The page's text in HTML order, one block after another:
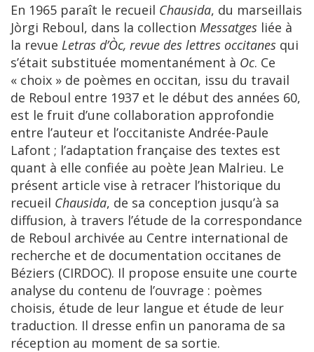
En 1965 paraît le recueil Chausida, du marseillais
Jòrgi Reboul, dans la collection Messatges liée à
la revue Letras d’Òc, revue des lettres occitanes qui
s’était substituée momentanément à Oc. Ce
« choix » de poèmes en occitan, issu du travail
de Reboul entre 1937 et le début des années 60,
est le fruit d’une collaboration approfondie
entre l’auteur et l’occitaniste Andrée-Paule
Lafont ; l’adaptation française des textes est
quant à elle confiée au poète Jean Malrieu. Le
présent article vise à retracer l’historique du
recueil Chausida, de sa conception jusqu’à sa
diffusion, à travers l’étude de la correspondance
de Reboul archivée au Centre international de
recherche et de documentation occitanes de
Béziers (CIRDOC). Il propose ensuite une courte
analyse du contenu de l’ouvrage : poèmes
choisis, étude de leur langue et étude de leur
traduction. Il dresse enfin un panorama de sa
réception au moment de sa sortie.